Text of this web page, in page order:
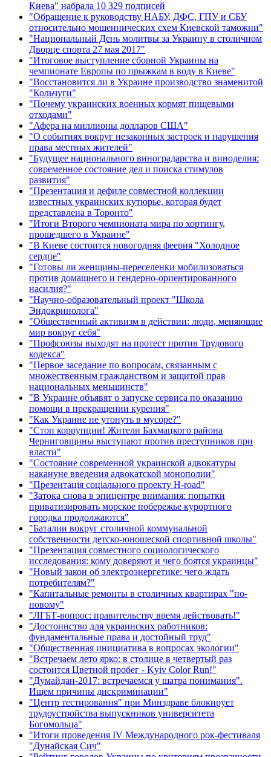
Киева" набрала 10 329 подписей
"Обращение к руководству НАБУ, ДФС, ГПУ и СБУ
относительно мошеннических схем Киевской таможни"
"Национальный День молитвы за Украину в столичном
Дворце спорта 27 мая 2017"
"Итоговое выступление сборной Украины на
чемпионате Европы по прыжкам в воду в Киеве"
"Восстановится ли в Украине производство знаменитой
"Кольчуги"
"Почему украинских военных кормят пищевыми
отходами"
"Афера на миллионы долларов США"
"О событиях вокруг незаконных застроек и нарушения
права местных жителей"
"Будущее национального виноградарства и виноделия:
современное состояние дел и поиска стимулов
развития"
"Презентация и дефиле совместной коллекции
известных украинских кутюрье, которая будет
представлена в Торонто"
"Итоги Второго чемпионата мира по хортингу,
прошедшего в Украине"
"В Киеве состоится новогодняя феерия "Холодное
сердце"
"Готовы ли женщины-переселенки мобилизоваться
против домашнего и гендерно-ориентированного
насилия?"
"Научно-образовательный проект "Школа
Эндокринолога"
"Общественный активизм в действии: люди, меняющие
мир вокруг себя"
"Профсоюзы выходят на протест против Трудового
кодекса"
"Первое заседание по вопросам, связанным с
множественным гражданством и защитой прав
национальных меньшинств"
"В Украине объявят о запуске сервиса по оказанию
помощи в прекращении курения"
"Как Украине не утонуть в мусоре?"
"Стоп коррупции! Жители Бахмацкого района
Черниговщины выступают против преступников при
власти"
"Состояние современной украинской адвокатуры
накануне введения адвокатской монополии"
"Презентація соціального проекту H-road"
"Затока снова в эпицентре внимания: попытки
приватизировать морское побережье курортного
городка продолжаются"
"Баталии вокруг столичной коммунальной
собственности детско-юношеской спортивной школы"
"Презентация совместного социологического
исследования: кому доверяют и чего боятся украинцы"
"Новый закон об электроэнергетике: чего ждать
потребителям?"
"Капитальные ремонты в столичных квартирах "по-
новому"
"ЛГБТ-вопрос: правительству время действовать!"
"Достоинство для украинских работников:
фундаментальные права и достойный труд"
"Общественная инициатива в вопросах экологии"
"Встречаем лето ярко: в столице в четвертый раз
состоится Цветной пробег - Kyiv Color Run!"
"Думайдан-2017: встречаемся у шатра понимания".
Ищем причины дискриминации"
"Центр тестирования" при Минздраве блокирует
трудоустройства выпускников университета
Богомольца"
"Итоги проведения IV Международного рок-фестиваля
"Дунайская Сич"